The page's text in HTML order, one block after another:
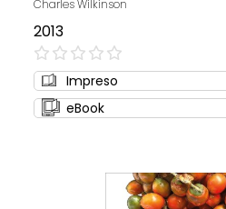
Charles Wilkinson
2013
0%
Impreso
eBook